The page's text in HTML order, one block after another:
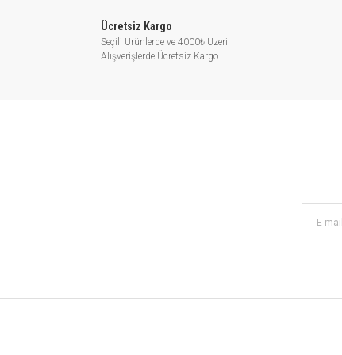
Ücretsiz Kargo
Seçili Ürünlerde ve 4000₺ Üzeri
Alışverişlerde Ücretsiz Kargo